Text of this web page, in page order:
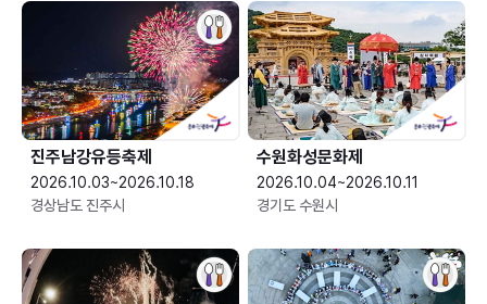
진주남강유등축제
2026.10.03~2026.10.18
경상남도 진주시
수원화성문화제
2026.10.04~2026.10.11
경기도 수원시